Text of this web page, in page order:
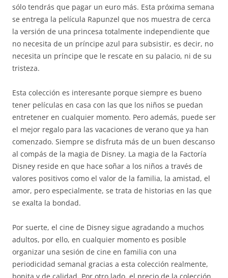
sólo tendrás que pagar un euro más. Esta próxima semana
se entrega la película Rapunzel que nos muestra de cerca
la versión de una princesa totalmente independiente que
no necesita de un príncipe azul para subsistir, es decir, no
necesita un príncipe que le rescate en su palacio, ni de su
tristeza.
Esta colección es interesante porque siempre es bueno
tener películas en casa con las que los niños se puedan
entretener en cualquier momento. Pero además, puede ser
el mejor regalo para las vacaciones de verano que ya han
comenzado. Siempre se disfruta más de un buen descanso
al compás de la magia de Disney. La magia de la Factoría
Disney reside en que hace soñar a los niños a través de
valores positivos como el valor de la familia, la amistad, el
amor, pero especialmente, se trata de historias en las que
se exalta la bondad.
Por suerte, el cine de Disney sigue agradando a muchos
adultos, por ello, en cualquier momento es posible
organizar una sesión de cine en familia con una
periodicidad semanal gracias a esta colección realmente,